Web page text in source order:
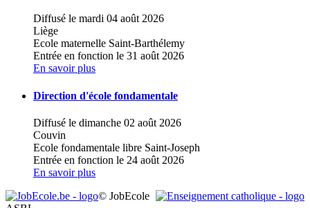
Diffusé le mardi 04 août 2026
Liège
Ecole maternelle Saint-Barthélemy
Entrée en fonction le 31 août 2026
En savoir plus
Direction d'école fondamentale
Diffusé le dimanche 02 août 2026
Couvin
Ecole fondamentale libre Saint-Joseph
Entrée en fonction le 24 août 2026
En savoir plus
© JobEcole